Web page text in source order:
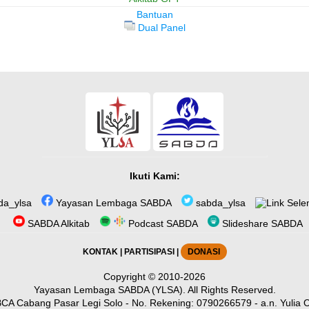
Bantuan
Dual Panel
Ikuti Kami:
Yayasan Lembaga SABDA sabda_ylsa
SABDA Alkitab
Podcast SABDA Slideshare SABDA
KONTAK| PARTISIPASI DONASI
Copyright © 2010-2026
Yayasan Lembaga SABDA (YLSA). All Rights Reserved.
Cabang Pasar Legi Solo - No. Rekening: 0790266579 - a.n. Yulia